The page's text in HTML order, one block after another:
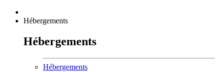
Hébergements
Hébergements
Hébergements